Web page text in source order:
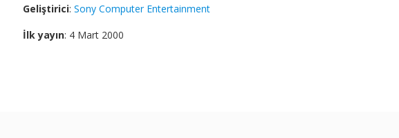
Geliştirici: Sony Computer Entertainment
İlk yayın: 4 Mart 2000